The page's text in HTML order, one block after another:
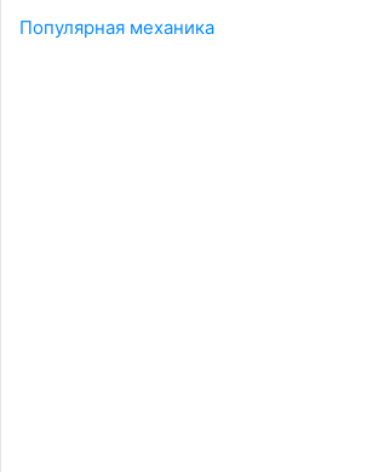
Популярная механика